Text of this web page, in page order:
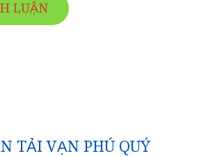
TẢI VẠN PHÚ QUÝ